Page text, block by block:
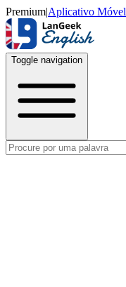
Premium|Aplicativo Móvel
Toggle navigation